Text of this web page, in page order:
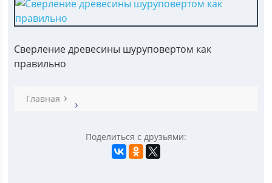
Сверление древесины шуруповертом как
правильно
Главная
Поделиться с друзьями: